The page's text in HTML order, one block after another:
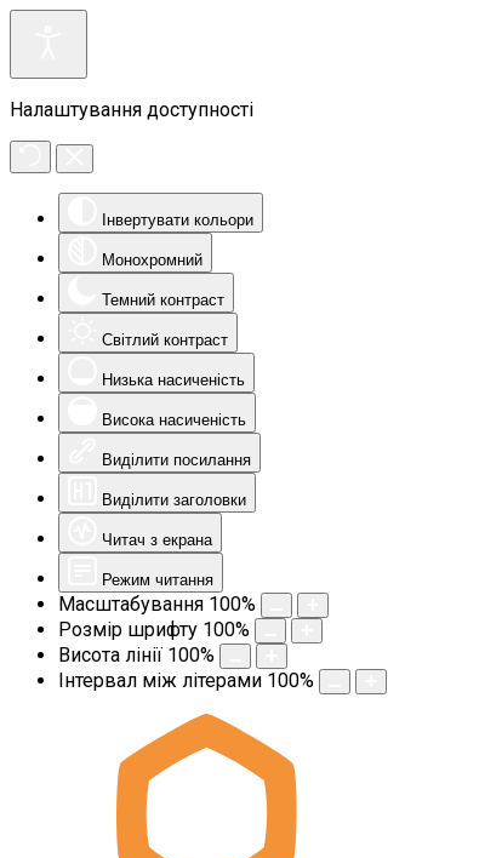
Налаштування доступності
Інвертувати кольори
Монохромний
Темний контраст
Світлий контраст
Низька насиченість
Висока насиченість
Виділити посилання
Виділити заголовки
Читач з екрана
Режим читання
Масштабування 100%
Розмір шрифту 100%
Висота лінії 100%
Інтервал між літерами 100%